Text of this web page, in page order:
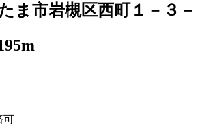
ま市岩槻区西町１－３
可